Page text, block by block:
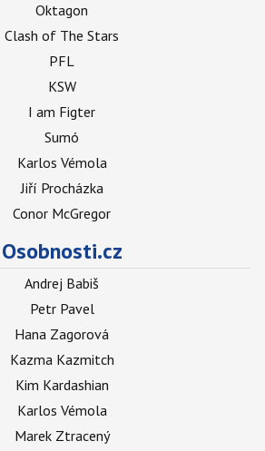
Oktagon
Clash of The Stars
PFL
KSW
I am Figter
Sumó
Karlos Vémola
Jiří Procházka
Conor McGregor
Osobnosti.cz
Andrej Babiš
Petr Pavel
Hana Zagorová
Kazma Kazmitch
Kim Kardashian
Karlos Vémola
Marek Ztracený